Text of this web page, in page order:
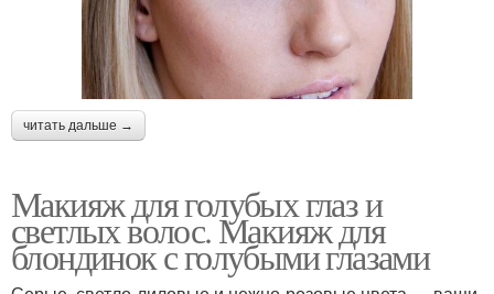
читать дальше →
Макияж для голубых глаз и
светлых волос. Макияж для
блондинок с голубыми глазами